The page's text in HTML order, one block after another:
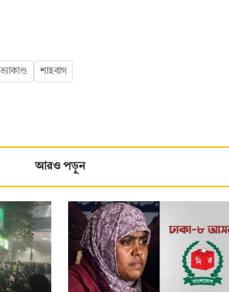
শাহবাগ
আরও পড়ুন